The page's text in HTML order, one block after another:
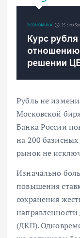
Рубль не
Московской
Банка России
на 200
рынок не
Изначально
повышения
сохранения
(ДКП).